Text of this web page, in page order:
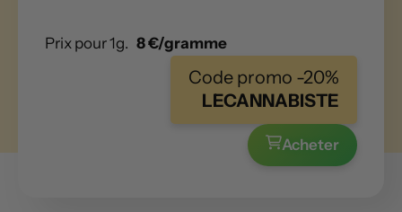
Prix pour 1g. 8 €/gramme
Code promo -20%
LECANNABISTE
Acheter